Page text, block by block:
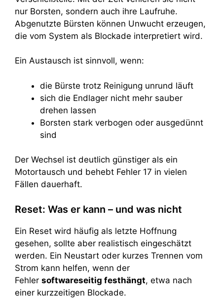
nur Borsten, sondern auch ihre Laufruhe.
Abgenutzte Bürsten können Unwucht erzeugen,
die vom System als Blockade interpretiert wird.
Ein Austausch ist sinnvoll, wenn:
die Bürste trotz Reinigung unrund läuft
sich die Endlager nicht mehr sauber
drehen lassen
Borsten stark verbogen oder ausgedünnt
sind
Der Wechsel ist deutlich günstiger als ein
Motortausch und behebt Fehler 17 in vielen
Fällen dauerhaft.
Reset: Was er kann – und was nicht
Ein Reset wird häufig als letzte Hoffnung
gesehen, sollte aber realistisch eingeschätzt
werden. Ein Neustart oder kurzes Trennen vom
Strom kann helfen, wenn der
Fehler softwareseitig festhängt, etwa nach
einer kurzzeitigen Blockade.